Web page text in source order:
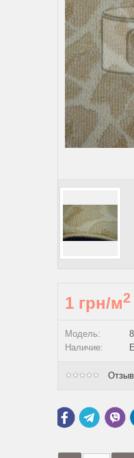
1 грн/м2
Модель:
Наличие: